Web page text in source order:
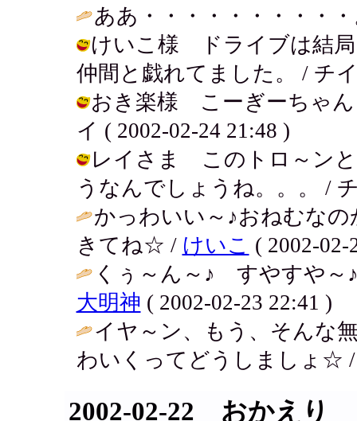
ああ・・・・・・・・・
けいこ様 ドライブは結局
仲間と戯れてました。 / チ
おき楽様 こーぎーちゃん
イ ( 2002-02-24 21:48 )
レイさま このトロ～ン
うなんでしょうね。。。 /
かっわいい～♪おねむな
きてね☆ / けいこ ( 2002-02-
くぅ～ん～♪ すやすや
大明神 ( 2002-02-23 22:41 )
イヤ～ン、もう、そんな
わいくってどうしましょ☆
2002-02-22 おかえり